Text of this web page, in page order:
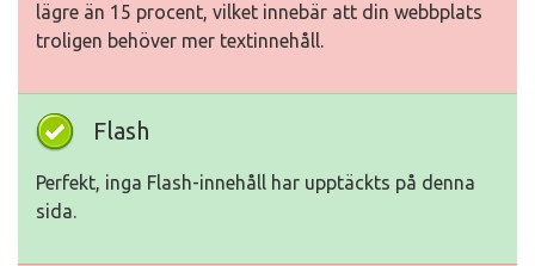
lägre än 15 procent, vilket innebär att din webbplats
troligen behöver mer textinnehåll.
Flash
Perfekt, inga Flash-innehåll har upptäckts på denna
sida.